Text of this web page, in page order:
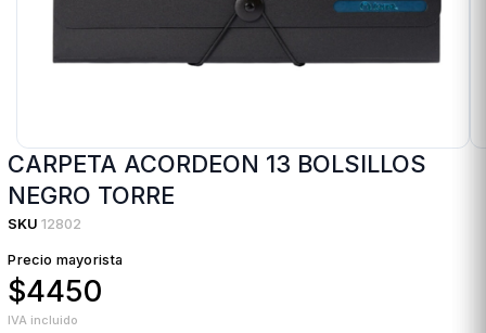
CARPETA ACORDEON 13 BOLSILLOS
NEGRO TORRE
SKU 12802
Precio mayorista
$4450
IVA incluido